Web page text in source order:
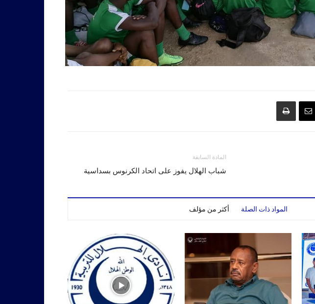
المادة السابقة
شباب الهلال يفوز على اتحاد الكرنوس بسداسية
المواد ذات الصلة أكثر من مؤلف